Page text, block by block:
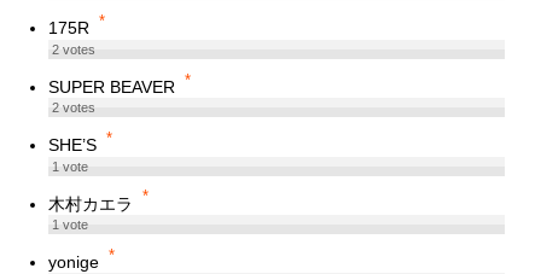
175R *
2votes
SUPER BEAVER *
2votes
SHE’S *
1vote
木村カエラ *
1vote
yonige *